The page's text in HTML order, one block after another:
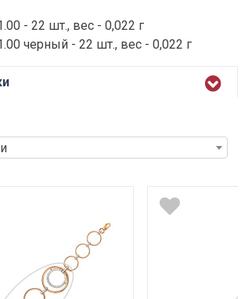
- 22 шт., вес - 0,022 г
черный - 22 шт., вес - 0,022 г